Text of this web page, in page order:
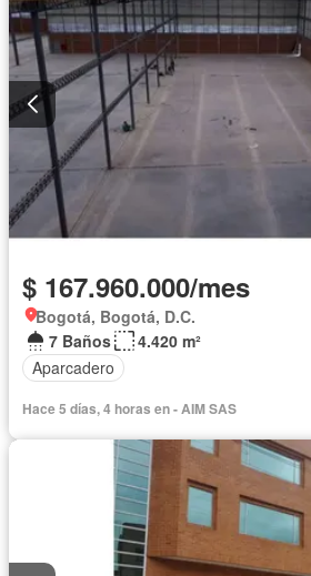
$ 167.960.000/mes
Bogotá, Bogotá, D.C.
7 Baños
4.420 m²
Aparcadero
Hace 5 días, 4 horas en - AIM SAS